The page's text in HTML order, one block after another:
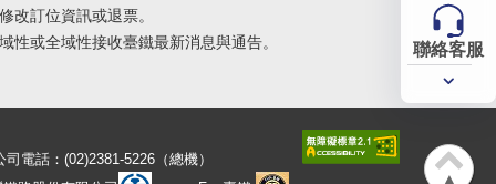
改訂位資訊或退票。
性或全域性接收臺鐵最新消息與通告。
司電話：(02)2381-5226（總機）
聯絡客服
常用
▲